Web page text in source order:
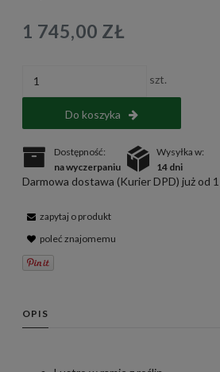
1 745,00 ZŁ
szt.
Do koszyka
Dostępność:
na wyczerpaniu
Wysyłka w:
14 dni
Darmowa dostawa (Kurier DPD) już od 1
zapytaj o produkt
poleć znajomemu
OPIS